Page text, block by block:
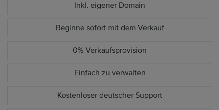
Inkl. eigener Domain
Beginne sofort mit dem Verkauf
0% Verkaufsprovision
Einfach zu verwalten
Kostenloser deutscher Support